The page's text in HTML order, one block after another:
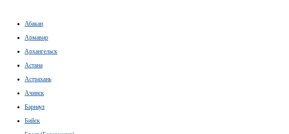
Абакан
Армавир
Архангельск
Астана
Астрахань
Ачинск
Барнаул
Бийск